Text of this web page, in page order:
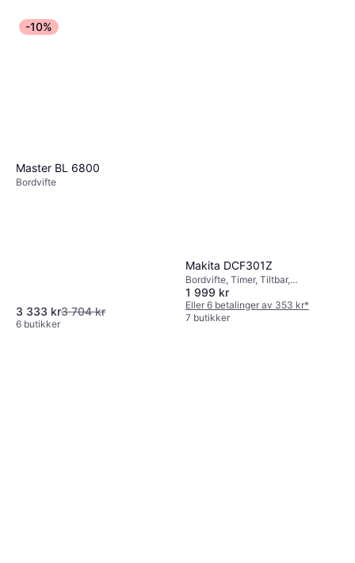
-10%
Master BL 6800
Bordvifte
3 333 kr3 704 kr
6 butikker
Makita DCF301Z
Bordvifte, Timer, Tiltbar,
Oscillerende
1 999 kr
Eller 6 betalinger av 353 kr*
7 butikker